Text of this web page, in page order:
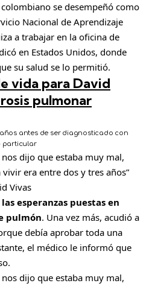
se desempeñó como
Nacional de Aprendizaje
a trabajar en la oficina de
en Estados Unidos, donde
su salud se lo permitió.
vida para David
pulmonar
antes de ser diagnosticado con
particular
dijo que estaba muy mal,
era entre dos y tres años
Vivas
esperanzas puestas en
pulmón. Una vez más, acudió a
debía aprobar toda una
el médico le informó que
dijo que estaba muy mal,